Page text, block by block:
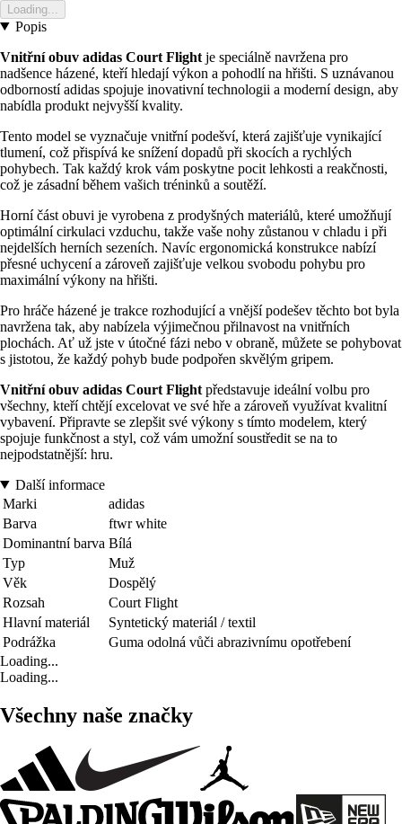
Loading...
Popis
Vnitřní obuv adidas Court Flight je speciálně navržena pro
nadšence házené, kteří hledají výkon a pohodlí na hřišti. S uznávanou
odborností adidas spojuje inovativní technologii a moderní design, aby
nabídla produkt nejvyšší kvality.
Tento model se vyznačuje vnitřní podešví, která zajišťuje vynikající
tlumení, což přispívá ke snížení dopadů při skocích a rychlých
pohybech. Tak každý krok vám poskytne pocit lehkosti a reakčnosti,
což je zásadní během vašich tréninků a soutěží.
Horní část obuvi je vyrobena z prodyšných materiálů, které umožňují
optimální cirkulaci vzduchu, takže vaše nohy zůstanou v chladu i při
nejdelších herních sezeních. Navíc ergonomická konstrukce nabízí
přesné uchycení a zároveň zajišťuje velkou svobodu pohybu pro
maximální výkony na hřišti.
Pro hráče házené je trakce rozhodující a vnější podešev těchto bot byla
navržena tak, aby nabízela výjimečnou přilnavost na vnitřních
plochách. Ať už jste v útočné fázi nebo v obraně, můžete se pohybovat
s jistotou, že každý pohyb bude podpořen skvělým gripem.
Vnitřní obuv adidas Court Flight představuje ideální volbu pro
všechny, kteří chtějí excelovat ve své hře a zároveň využívat kvalitní
vybavení. Připravte se zlepšit své výkony s tímto modelem, který
spojuje funkčnost a styl, což vám umožní soustředit se na to
nejpodstatnější: hru.
Další informace
Marki
adidas
Barva
ftwr white
Dominantní barva Bílá
Typ
Muž
Věk
Dospělý
Rozsah
Court Flight
Hlavní materiál
Syntetický materiál / textil
Podrážka
Guma odolná vůči abrazivnímu opotřebení
Loading...
Loading...
Všechny naše značky